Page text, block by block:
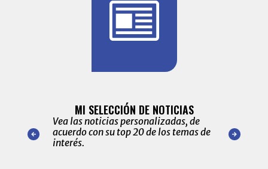
nuestro
para
MI SELECCIÓN DE NOTICIAS
Vea las noticias personalizadas, de
acuerdo con su top 20 de los temas de
interés.
de las